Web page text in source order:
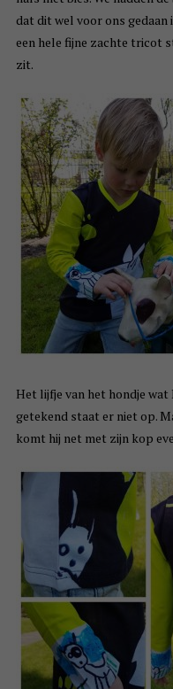
dat dit wel voor ons gedaan
een hele fijne zachte tricot
zit.
Het lijfje van het hondje
getekend staat er niet op.
komt hij net met zijn kop